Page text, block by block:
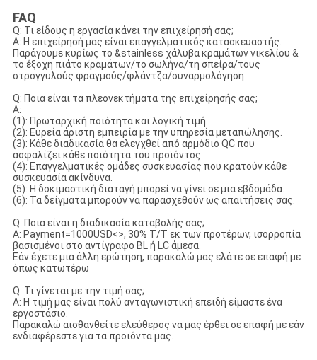
FAQ
Q: Τι είδους η εργασία κάνει την επιχείρησή σας;
Α: Η επιχείρησή μας είναι επαγγελματικός κατασκευαστής.
Παράγουμε κυρίως το &stainless χάλυβα κραμάτων νικελίου &
το έξοχη πιάτο κραμάτων/το σωλήνα/τη σπείρα/τους
στρογγυλούς φραγμούς/φλάντζα/συναρμολόγηση
Q: Ποια είναι τα πλεονεκτήματα της επιχείρησής σας;
Α:
(1): Πρωταρχική ποιότητα και λογική τιμή.
(2): Ευρεία άριστη εμπειρία με την υπηρεσία μεταπώλησης.
(3): Κάθε διαδικασία θα ελεγχθεί από αρμόδιο QC που
ασφαλίζει κάθε ποιότητα του προϊόντος.
(4): Επαγγελματικές ομάδες συσκευασίας που κρατούν κάθε
συσκευασία ακίνδυνα.
(5): Η δοκιμαστική διαταγή μπορεί να γίνει σε μια εβδομάδα.
(6): Τα δείγματα μπορούν να παρασχεθούν ως απαιτήσεις σας.
Q: Ποια είναι η διαδικασία καταβολής σας;
Α: Payment=1000USD<>, 30% T/T εκ των προτέρων, ισορροπία
βασισμένοι στο αντίγραφο BL ή LC άμεσα.
Εάν έχετε μια άλλη ερώτηση, παρακαλώ μας ελάτε σε επαφή με
όπως κατωτέρω
Q: Τι γίνεται με την τιμή σας;
Α: Η τιμή μας είναι πολύ ανταγωνιστική επειδή είμαστε ένα
εργοστάσιο.
Παρακαλώ αισθανθείτε ελεύθερος να μας έρθει σε επαφή με εάν
ενδιαφέρεστε για τα προϊόντα μας.